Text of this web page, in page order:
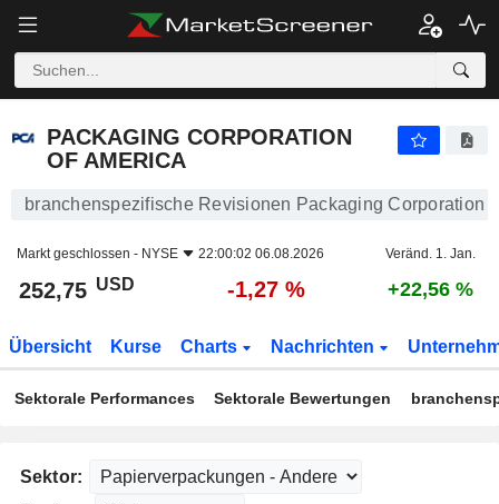
PACKAGING CORPORATION
OF AMERICA
branchenspezifische Revisionen Packaging Corporation
Markt geschlossen - NYSE 22:00:02 06.08.2026 Veränd. 1. Jan.
252,75 USD -1,27 % +22,56 %
Übersicht Kurse Charts Nachrichten
Sektorale Performances Sektorale Bewertungen
Sektor: